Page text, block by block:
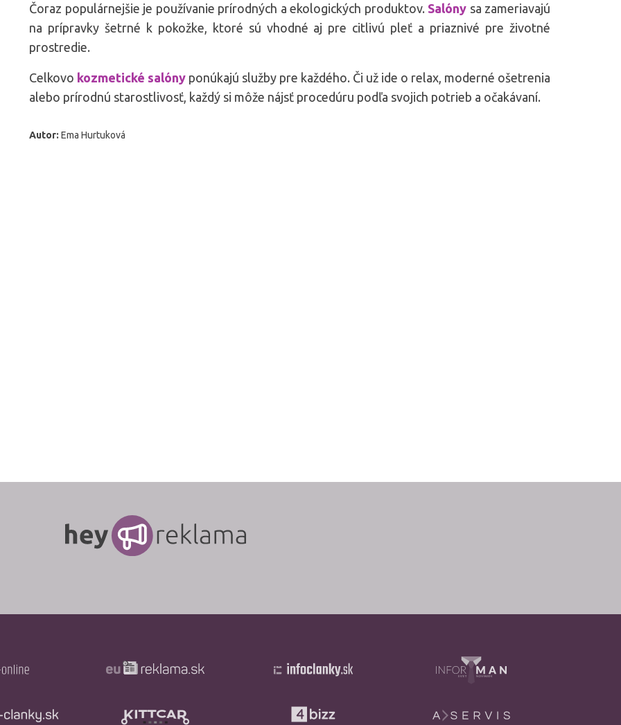
Čoraz populárnejšie je používanie prírodných a ekologických produktov. Salóny sa zameriavajú
na prípravky šetrné k pokožke, ktoré sú vhodné aj pre citlivú pleť a priaznivé pre životné
prostredie.
Celkovo kozmetické salóny ponúkajú služby pre každého. Či už ide o relax, moderné ošetrenia
alebo prírodnú starostlivosť, každý si môže nájsť procedúru podľa svojich potrieb a očakávaní.
Autor: Ema Hurtuková